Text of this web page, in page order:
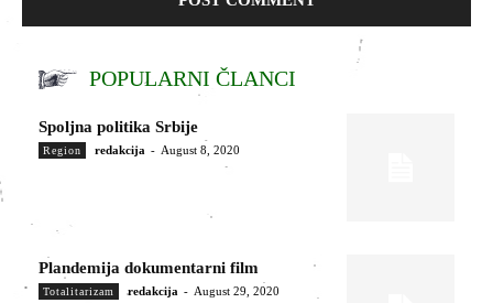
POPULARNI ČLANCI
Spoljna politika Srbije
Region redakcija - August 8, 2020
Plandemija dokumentarni film
Totalitarizam redakcija - August 29, 2020